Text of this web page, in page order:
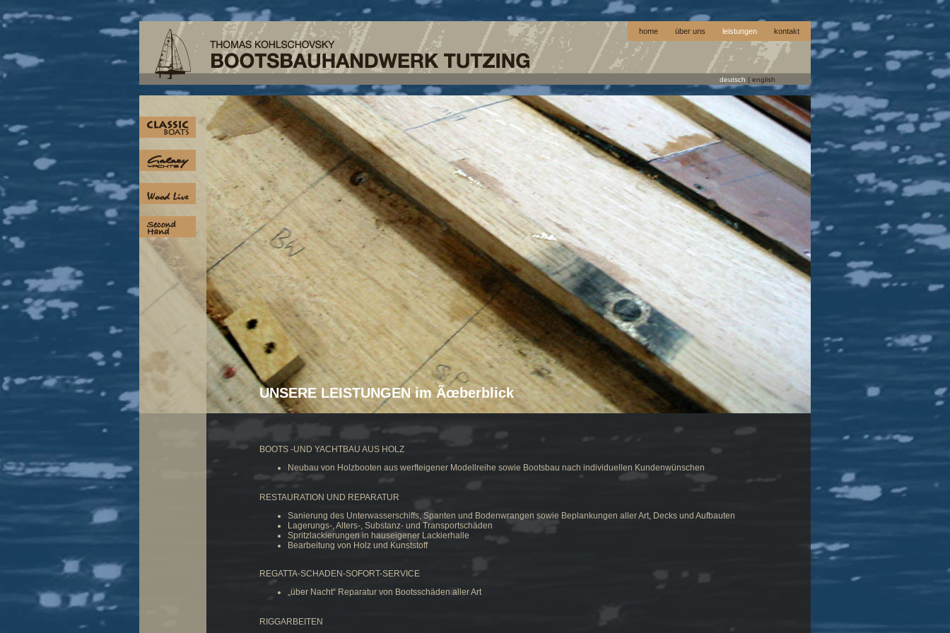
home über uns leistungen kontakt
deutsch | english
UNSERE LEISTUNGEN im Ãœberblick
BOOTS -UND YACHTBAU AUS HOLZ
Neubau von Holzbooten aus werfteigener Modellreihe sowie Bootsbau nach individuellen Kundenwünschen
RESTAURATION UND REPARATUR
Sanierung des Unterwasserschiffs, Spanten und Bodenwrangen sowie Beplankungen aller Art, Decks und Aufbauten
Lagerungs-, Alters-, Substanz- und Transportschäden
Spritzlackierungen in hauseigener Lackierhalle
Bearbeitung von Holz und Kunststoff
REGATTA-SCHADEN-SOFORT-SERVICE
„über Nacht“ Reparatur von Bootsschäden aller Art
RIGGARBEITEN